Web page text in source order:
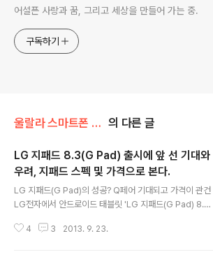
어설픈 사랑과 꿈, 그리고 세상을 만들어 가는 중.
구독하기
울랄라 스마트폰 리뷰 의 다른 글
LG 지패드 8.3(G Pad) 출시에 앞 선 기대와
우려, 지패드 스펙 및 가격으로 본다.
LG 지패드(G Pad)의 성공? Q페어 기대되고 가격이 관건
LG전자에서 안드로이드 태블릿 'LG 지패드(G Pad) 8.
하는 국내 첫 태블릿으로, 그 동안 집중해오던 스마트폰에
4 3 2013. 9. 23.